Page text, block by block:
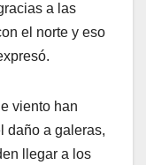
a las
el norte y eso
viento han
daño a galeras,
llegar a los